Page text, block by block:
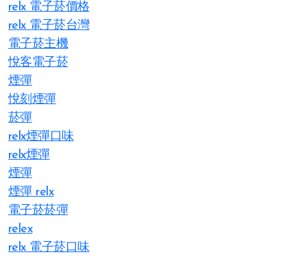
relx 電子菸價格
relx 電子菸台灣
電子菸主機
悅客電子菸
煙彈
悅刻煙彈
菸彈
relx煙彈口味
relx煙彈
煙彈
煙彈 relx
電子菸菸彈
relex
relx 電子菸口味